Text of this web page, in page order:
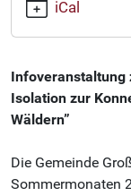
2026-
05-
Infoveranstaltung,
Niederösterreich
iCal
Infoveranstaltung
Isolation zur
Wäldern”
Die Gemeinde
Sommermonaten